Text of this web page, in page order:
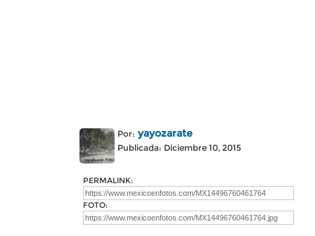
Por: yayozarate
Publicada: Diciembre 10, 2015
PERMALINK:
FOTO: